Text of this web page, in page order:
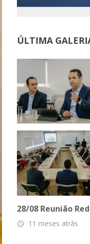
ÚLTIMA
28/08 Reunião
access_time 11 meses atrás